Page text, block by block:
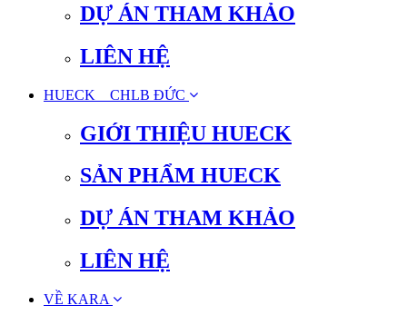
DỰ ÁN THAM KHẢO
LIÊN HỆ
HUECK _ CHLB ĐỨC
GIỚI THIỆU HUECK
SẢN PHẨM HUECK
DỰ ÁN THAM KHẢO
LIÊN HỆ
VỀ KARA